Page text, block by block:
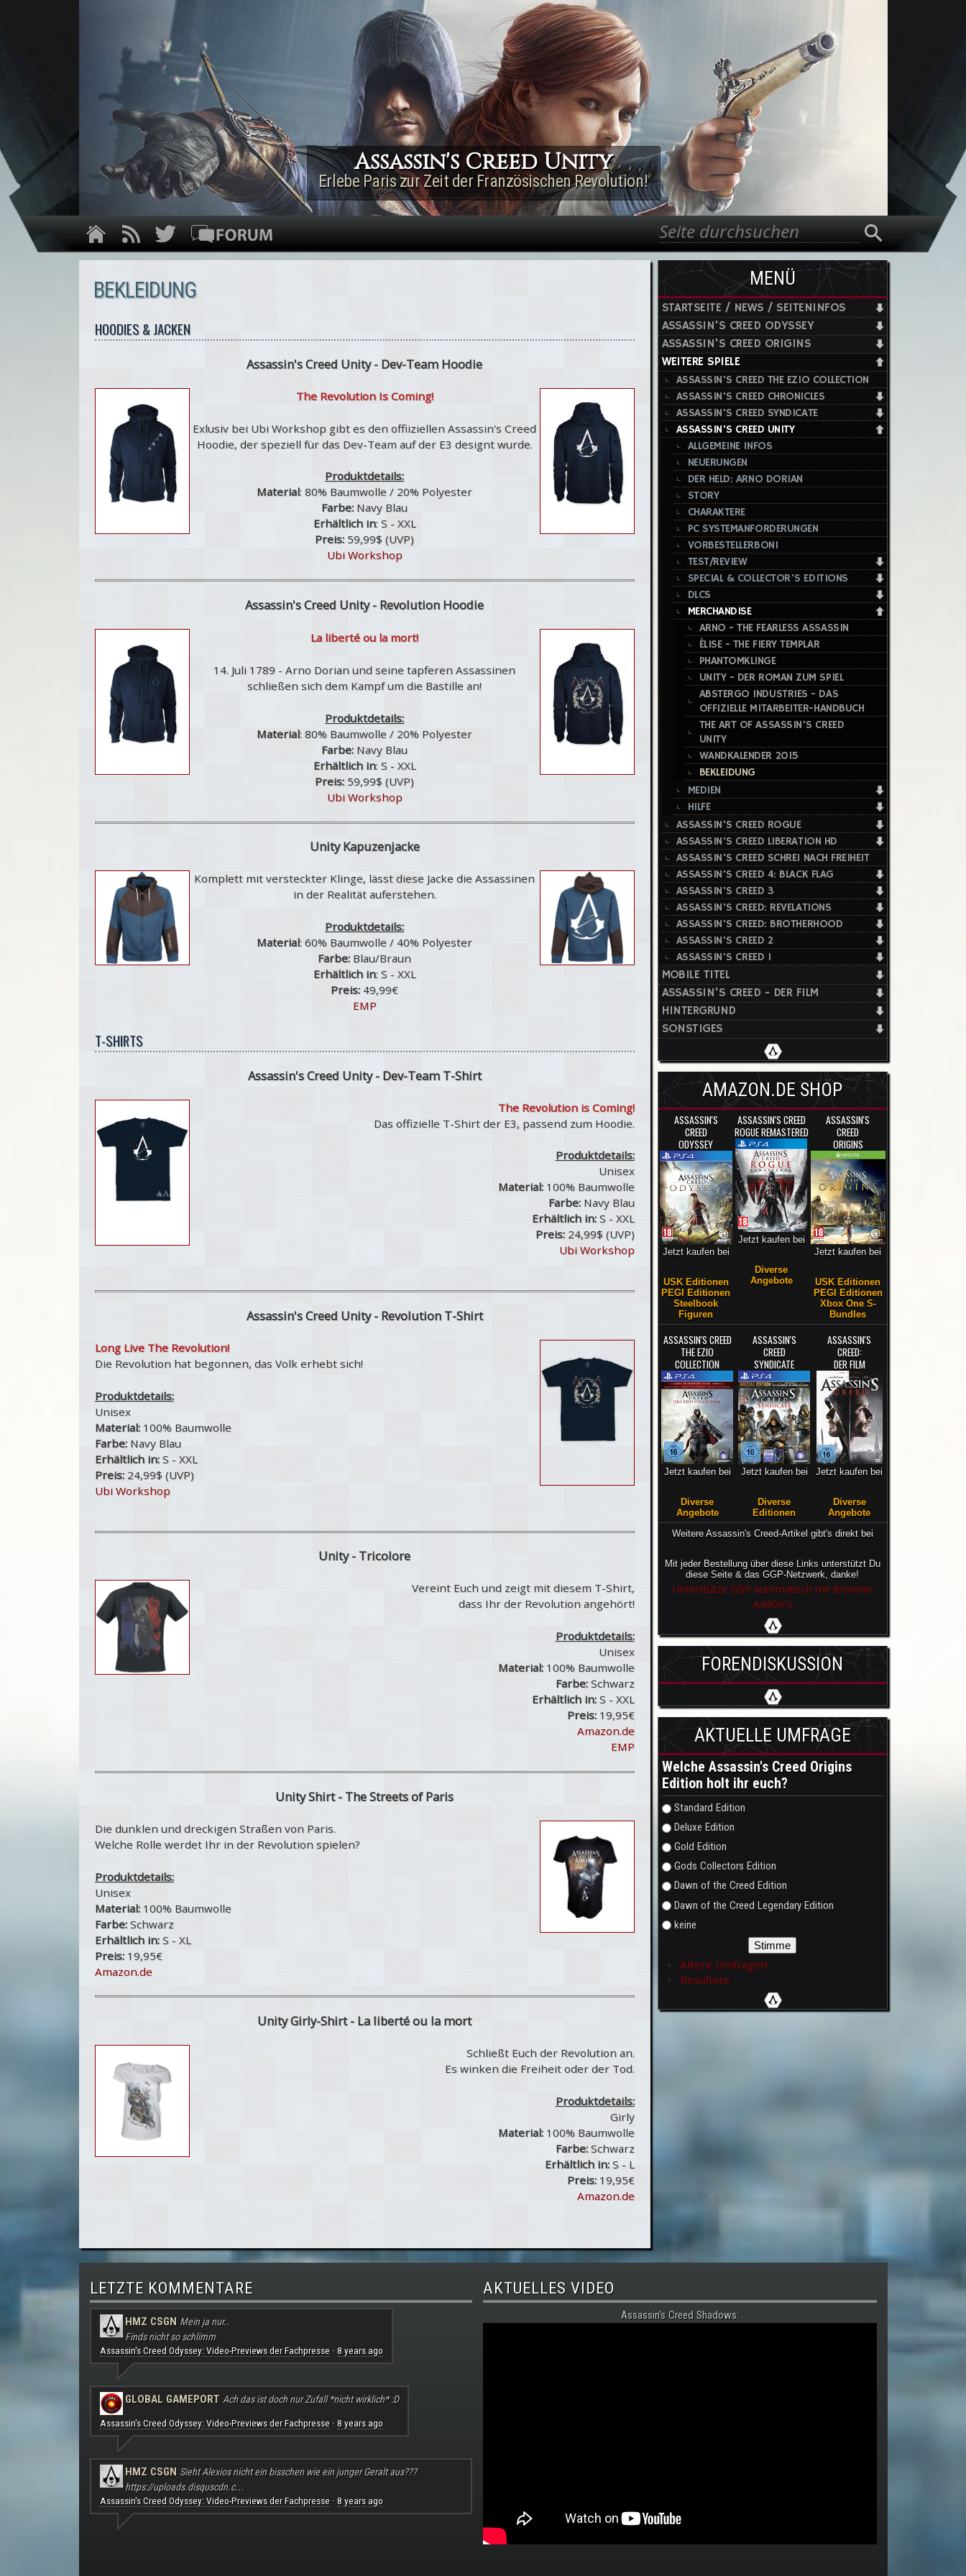
Direkt zum Inhalt
Assassin's Creed Unity
Erlebe Paris zur Zeit der Französischen Revolution!
Suchformular
Suche
BEKLEIDUNG
HOODIES & JACKEN
Assassin's Creed Unity - Dev-Team Hoodie
The Revolution Is Coming!
Exlusiv bei Ubi Workshop gibt es den offiiziellen Assassin's Creed
Hoodie, der speziell für das Dev-Team auf der E3 designt wurde.
Produktdetails:
Material: 80% Baumwolle / 20% Polyester
Farbe:Navy Blau
Erhältlich in: S - XXL
Preis:59,99$ (UVP)
Ubi Workshop
Assassin's Creed Unity - Revolution Hoodie
La liberté ou la mort!
14. Juli 1789 - Arno Dorian und seine tapferen Assassinen
schließen sich dem Kampf um die Bastille an!
Produktdetails:
Material: 80% Baumwolle / 20% Polyester
Farbe: Navy Blau
Erhältlich in: S - XXL
Preis:59,99$ (UVP)
Ubi Workshop
Unity Kapuzenjacke
Komplett mit versteckter Klinge, lässt diese Jacke die Assassinen
in der Realität auferstehen.
Produktdetails:
Material: 60% Baumwolle / 40% Polyester
Farbe:Blau/Braun
Erhältlich in: S - XXL
Preis:49,99€
EMP
T-SHIRTS
Assassin's Creed Unity - Dev-Team T-Shirt
The Revolution is Coming!
Das offizielle T-Shirt der E3, passend zum Hoodie.
Produktdetails:
Unisex
Material:100% Baumwolle
Farbe:Navy Blau
Erhältlich in:S - XXL
Preis:24,99$ (UVP)
Ubi Workshop
Assassin's Creed Unity - Revolution T-Shirt
Long Live The Revolution!
Die Revolution hat begonnen, das Volk erhebt sich!
Produktdetails:
Unisex
Material:100% Baumwolle
Farbe:Navy Blau
Erhältlich in:S - XXL
Preis:24,99$ (UVP)
Ubi Workshop
Unity - Tricolore
Vereint Euch und zeigt mit diesem T-Shirt,
dass Ihr der Revolution angehört!
Produktdetails:
Unisex
Material:100% Baumwolle
Farbe:Schwarz
Erhältlich in:S - XXL
Preis:19,95€
Amazon.de
EMP
Unity Shirt - The Streets of Paris
Die dunklen und dreckigen Straßen von Paris.
Welche Rolle werdet Ihr in der Revolution spielen?
Produktdetails:
Unisex
Material:100% Baumwolle
Farbe:Schwarz
Erhältlich in:S - XL
Preis:19,95€
Amazon.de
Unity Girly-Shirt - La liberté ou la mort
Schließt Euch der Revolution an.
Es winken die Freiheit oder der Tod.
Produktdetails:
Girly
Material:100% Baumwolle
Farbe:Schwarz
Erhältlich in:S - L
Preis:19,95€
Amazon.de
MENÜ
STARTSEITE / NEWS / SEITENINFOS
ASSASSIN'S CREED ODYSSEY
ASSASSIN'S CREED ORIGINS
WEITERE SPIELE
ASSASSIN'S CREED THE EZIO COLLECTION
ASSASSIN'S CREED CHRONICLES
ASSASSIN'S CREED SYNDICATE
ASSASSIN'S CREED UNITY
ALLGEMEINE INFOS
NEUERUNGEN
DER HELD: ARNO DORIAN
STORY
CHARAKTERE
PC SYSTEMANFORDERUNGEN
VORBESTELLERBONI
TEST/REVIEW
SPECIAL & COLLECTOR'S EDITIONS
DLCS
MERCHANDISE
ARNO - THE FEARLESS ASSASSIN
ÉLISE - THE FIERY TEMPLAR
PHANTOMKLINGE
UNITY - DER ROMAN ZUM SPIEL
ABSTERGO INDUSTRIES - DAS
OFFIZIELLE MITARBEITER-HANDBUCH
THE ART OF ASSASSIN'S CREED
UNITY
WANDKALENDER 2015
BEKLEIDUNG
MEDIEN
HILFE
ASSASSIN'S CREED ROGUE
ASSASSIN'S CREED LIBERATION HD
ASSASSIN'S CREED SCHREI NACH FREIHEIT
ASSASSIN'S CREED 4: BLACK FLAG
ASSASSIN'S CREED 3
ASSASSIN'S CREED: REVELATIONS
ASSASSIN'S CREED: BROTHERHOOD
ASSASSIN'S CREED 2
ASSASSIN'S CREED 1
MOBILE TITEL
ASSASSIN'S CREED - DER FILM
HINTERGRUND
SONSTIGES
AMAZON.DE SHOP
ASSASSIN'S
CREED
ODYSSEY
Jetzt kaufen bei
USK Editionen
PEGI Editionen
Steelbook
Figuren
ASSASSIN'S CREED
ROGUE REMASTERED
Jetzt kaufen bei
Diverse
Angebote
ASSASSIN'S
CREED
ORIGINS
Jetzt kaufen bei
USK Editionen
PEGI Editionen
Xbox One S-
Bundles
ASSASSIN'S CREED
THE EZIO
COLLECTION
Jetzt kaufen bei
Diverse
Angebote
ASSASSIN'S
CREED
SYNDICATE
Jetzt kaufen bei
Diverse
Editionen
ASSASSIN'S
CREED:
DER FILM
Jetzt kaufen bei
Diverse
Angebote
Weitere Assassin's Creed-Artikel gibt's direkt bei
Mit jeder Bestellung über diese Links unterstützt Du
diese Seite & das GGP-Netzwerk, danke!
Unterstütze GGP automatisch mit Browser
AddOn's
FORENDISKUSSION
AKTUELLE UMFRAGE
Welche Assassin's Creed Origins
Edition holt ihr euch?
Auswahlmöglichkeiten
Standard Edition
Deluxe Edition
Gold Edition
Gods Collectors Edition
Dawn of the Creed Edition
Dawn of the Creed Legendary Edition
keine
Ältere Umfragen
Resultate
LETZTE KOMMENTARE
HMZ CSGN Mein ja nur..
Finds nicht so schlimm
Assassin's Creed Odyssey: Video-Previews der Fachpresse· 8 years ago
GLOBAL GAMEPORT Ach das ist doch nur Zufall *nicht wirklich* :D
Assassin's Creed Odyssey: Video-Previews der Fachpresse· 8 years ago
HMZ CSGN Sieht Alexios nicht ein bisschen wie ein junger Geralt aus???
https://uploads.disquscdn.c...
Assassin's Creed Odyssey: Video-Previews der Fachpresse· 8 years ago
AKTUELLES VIDEO
Assassin's Creed Shadows: